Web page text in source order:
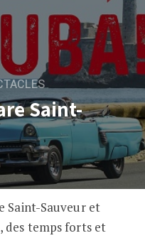
Saint-
Sauveur
Saint-Sauveur et
des temps forts et